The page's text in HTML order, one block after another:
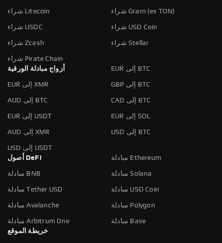
شراء Litecoin شراء Gram (ex TON)
شراء USDC شراء USD Coin
شراء Zcash شراء Stellar
شراء Pirate Chain
أزواج مبادلة الورقية
EUR إلى BTC
EUR إلى XMR GBP إلى BTC
AUD إلى BTC CAD إلى BTC
EUR إلى USDT EUR إلى SOL
AUD إلى XMR USD إلى BTC
USD إلى USDT
أصول DeFi
مبادلة Ethereum
مبادلة BNB مبادلة Solana
مبادلة Tether USD مبادلة USD Coin
مبادلة Avalanche مبادلة Polygon
مبادلة Arbitrum One
مبادلة Base
خريطة الموقع